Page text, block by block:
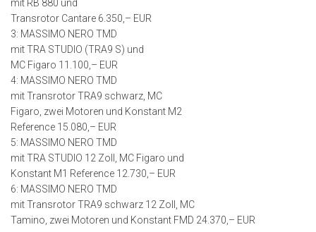
mit RB 880 und
Transrotor Cantare 6.350,– EUR
3: MASSIMO NERO TMD
mit TRA STUDIO (TRA9 S) und
MC Figaro 11.100,– EUR
4: MASSIMO NERO TMD
mit Transrotor TRA9 schwarz, MC
Figaro, zwei Motoren und Konstant M2
Reference 15.080,– EUR
5: MASSIMO NERO TMD
mit TRA STUDIO 12 Zoll, MC Figaro und
Konstant M1 Reference 12.730,– EUR
6: MASSIMO NERO TMD
mit Transrotor TRA9 schwarz 12 Zoll, MC
Tamino, zwei Motoren und Konstant FMD 24.370,– EUR